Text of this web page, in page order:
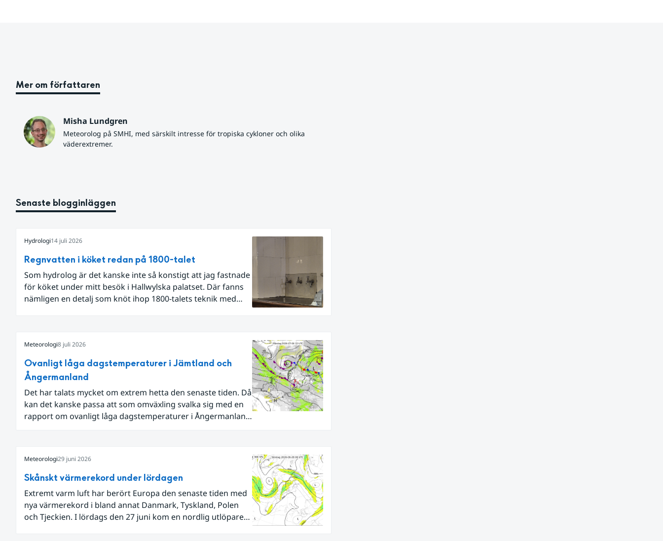
Mer om författaren
Misha Lundgren
Meteorolog på SMHI, med särskilt intresse för tropiska cykloner och olika
väderextremer.
Senaste blogginläggen
Hydrologi14 juli 2026
Regnvatten i köket redan på 1800-talet
Som hydrolog är det kanske inte så konstigt att jag fastnade
för köket under mitt besök i Hallwylska palatset. Där fanns
nämligen en detalj som knöt ihop 1800-talets teknik med
Meteorologi8 juli 2026
Ovanligt låga dagstemperaturer i Jämtland och
Ångermanland
Det har talats mycket om extrem hetta den senaste tiden. Då
kan det kanske passa att som omväxling svalka sig med en
rapport om ovanligt låga dagstemperaturer i Ångermanland
Meteorologi29 juni 2026
Skånskt värmerekord under lördagen
Extremt varm luft har berört Europa den senaste tiden med
nya värmerekord i bland annat Danmark, Tyskland, Polen
och Tjeckien. I lördags den 27 juni kom en nordlig utlöpare